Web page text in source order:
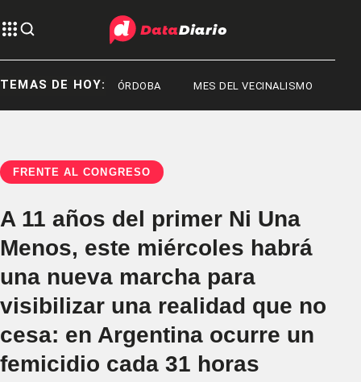
TEMAS DE HOY:
MESSI CÓRDOBA MES DEL VECINALISMO
FRENTE AL CONGRESO
A 11 años del primer Ni Una
Menos, este miércoles habrá
una nueva marcha para
visibilizar una realidad que no
cesa: en Argentina ocurre un
femicidio cada 31 horas